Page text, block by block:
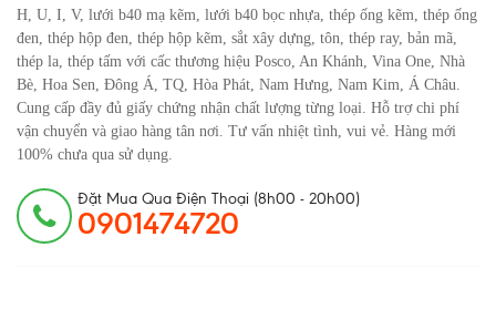
H, U, I, V, lưới b40 mạ kẽm, lưới b40 bọc nhựa, thép ống kẽm, thép ống
đen, thép hộp đen, thép hộp kẽm, sắt xây dựng, tôn, thép ray, bản mã,
thép la, thép tấm với cấc thương hiệu Posco, An Khánh, Vina One, Nhà
Bè, Hoa Sen, Đông Á, TQ, Hòa Phát, Nam Hưng, Nam Kim, Á Châu.
Cung cấp đầy đủ giấy chứng nhận chất lượng từng loại. Hỗ trợ chi phí
vận chuyển và giao hàng tân nơi. Tư vấn nhiệt tình, vui vẻ. Hàng mới
100% chưa qua sử dụng.
Đặt Mua Qua Điện Thoại (8h00 - 20h00)
0901474720